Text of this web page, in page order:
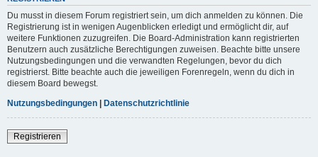
Du musst in diesem Forum registriert sein, um dich anmelden zu können. Die
Registrierung ist in wenigen Augenblicken erledigt und ermöglicht dir, auf
weitere Funktionen zuzugreifen. Die Board-Administration kann registrierten
Benutzern auch zusätzliche Berechtigungen zuweisen. Beachte bitte unsere
Nutzungsbedingungen und die verwandten Regelungen, bevor du dich
registrierst. Bitte beachte auch die jeweiligen Forenregeln, wenn du dich in
diesem Board bewegst.
Nutzungsbedingungen | Datenschutzrichtlinie
Registrieren